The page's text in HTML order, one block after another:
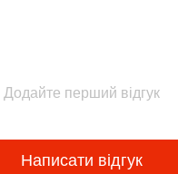
Додайте перший відгук
Написати відгук